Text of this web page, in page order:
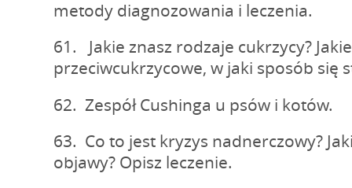
metody diagnozowania i leczenia.
61. Jakie znasz rodzaje cukrzycy?
przeciwcukrzycowe, w jaki sposób się
62. Zespół Cushinga u psów i kotów.
63. Co to jest kryzys nadnerczowy?
objawy? Opisz leczenie.